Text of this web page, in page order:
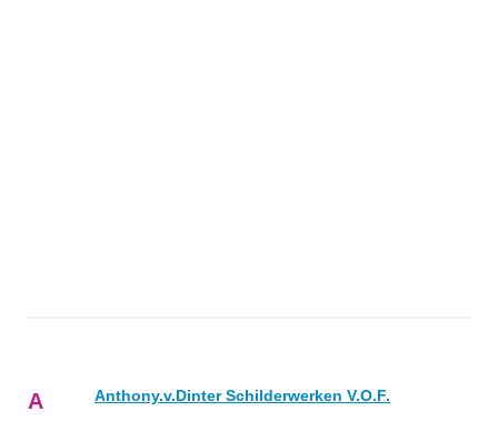
A Anthony.v.Dinter Schilderwerken V.O.F.